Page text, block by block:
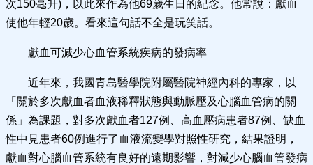
次150毫升)，以此來作為他69歲生日的紀念。他常說：獻血
使他年輕20歲。看來這句話不全是玩笑話。
獻血可減少心血管系統疾病的發病率
近年來，我國青島醫學院附屬醫院神經內科的專家，以
「關於多次獻血者血液稀釋狀態與動脈壓及心腦血管病的關
係」為課題，對多次獻血者127例、高血壓病患者87例、缺血
性中見患者60例進行了血液流變學對照性研究，結果證明，
獻血對心腦血管系統有良好的遠期影響，對減少心腦血管發病